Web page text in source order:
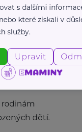
předčasně
předčasně
nezisková
rodinám
dětí.
s dalšími
které získali v
služby.
Upravit